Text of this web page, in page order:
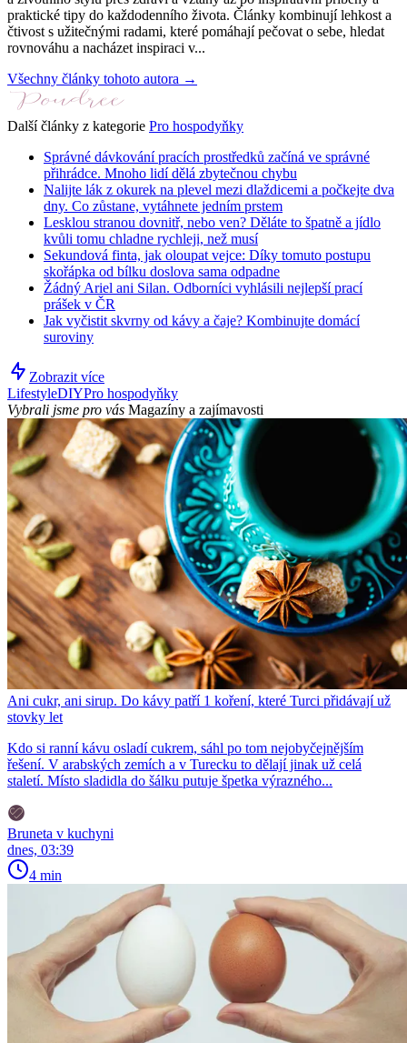
praktické tipy do každodenního života. Články kombinují lehkost a
čtivost s užitečnými radami, které pomáhají pečovat o sebe, hledat
rovnováhu a nacházet inspiraci v...
Všechny články tohoto autora →
Další články z kategorie Pro hospodyňky
Správné dávkování pracích prostředků začíná ve správné
přihrádce. Mnoho lidí dělá zbytečnou chybu
Nalijte lák z okurek na plevel mezi dlaždicemi a počkejte dva
dny. Co zůstane, vytáhnete jedním prstem
Lesklou stranou dovnitř, nebo ven? Děláte to špatně a jídlo
kvůli tomu chladne rychleji, než musí
Sekundová finta, jak oloupat vejce: Díky tomuto postupu
skořápka od bílku doslova sama odpadne
Žádný Ariel ani Silan. Odborníci vyhlásili nejlepší prací
prášek v ČR
Jak vyčistit skvrny od kávy a čaje? Kombinujte domácí
suroviny
Zobrazit více
LifestyleDIYPro hospodyňky
Vybrali jsme pro vás Magazíny a zajímavosti
Ani cukr, ani sirup. Do kávy patří 1 koření, které Turci přidávají už
stovky let
Kdo si ranní kávu osladí cukrem, sáhl po tom nejobyčejnějším
řešení. V arabských zemích a v Turecku to dělají jinak už celá
staletí. Místo sladidla do šálku putuje špetka výrazného...
Bruneta v kuchyni
dnes, 03:39
4 min